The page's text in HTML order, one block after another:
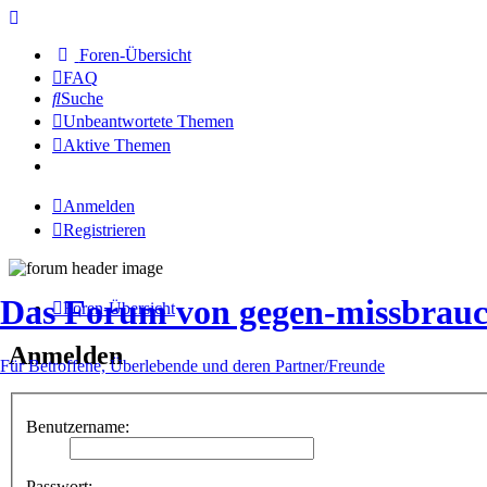
Foren-Übersicht
FAQ
Suche
Unbeantwortete Themen
Aktive Themen
Anmelden
Registrieren
Das Forum von gegen-
Für Betroffene, Überlebende und deren Partner/Freunde
Foren-Übersicht
Anmelden
Benutzername: